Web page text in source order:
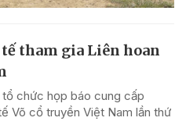
tế tham gia Liên hoan
tổ chức họp báo cung cấp
Võ cổ truyền Việt Nam lần thứ